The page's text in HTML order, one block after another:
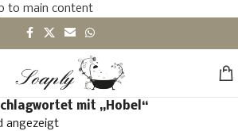
to main content
mit „Hobel“
angezeigt